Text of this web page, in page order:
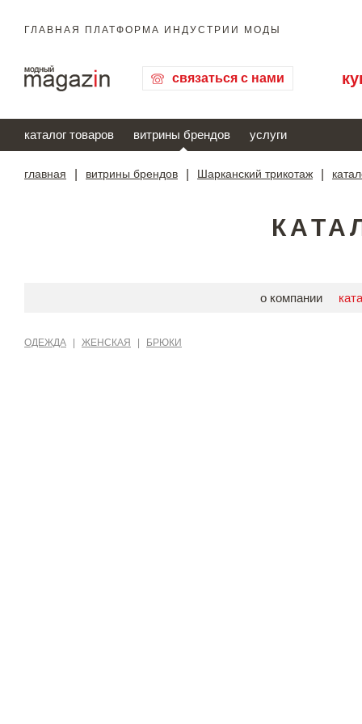
ГЛАВНАЯ ПЛАТФОРМА ИНДУСТРИИ МОДЫ
связаться с нами
каталог товаров витрины брендов услуги
главная витрины брендов Шарканский трикотаж
о компании
ОДЕЖДА ЖЕНСКАЯ БРЮКИ